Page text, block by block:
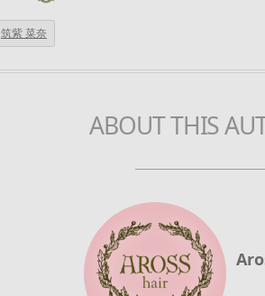
筑紫 菜奈
ABOUT THIS